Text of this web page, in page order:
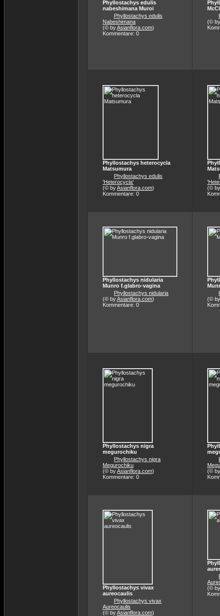
Phyllostachys edulis
nabeshimana Muroi
Phyllostachys edulis
Nabeshimana
(© byAsianflora.com)
Kommentare: 0
(©
Phyllostachys heterocycla
Matsumura
Phyllostachys edulis
'Heterocycla'
(© byAsianflora.com)
Kommentare: 0
(©
Phyllostachys nidularia
Munro f.glabro-vagina
Phyllostachys nidularia
(© byAsianflora.com)
Kommentare: 0
(©
Phyllostachys nigra
megurochiku
Phyllostachys nigra
Megurochiku
(© byAsianflora.com)
Kommentare: 0
(©
Phyllostachys vivax
aureocaulis
Phyllostachys vivax
Aureocaulis
(© byAsianflora.com)
(©